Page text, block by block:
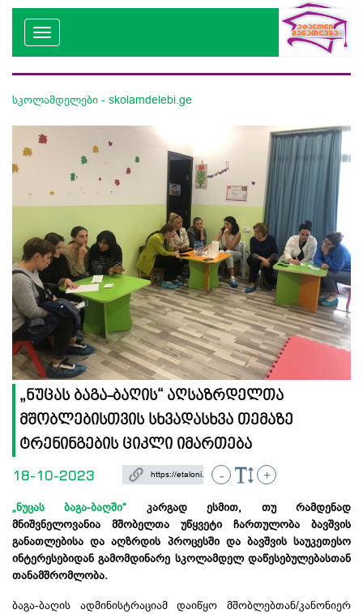
სკოლამდელები - skolamdelebi.ge
„ნუცას ბაგა-ბაღის“ აღსაზრდელთა
მშობლებისთვის სხვადასხვა თემაზე
ტრენინგების ციკლი იმართება
18-10-2023 - +
„ნუცას ბაგა-ბაღში“ კარგად ესმით, თუ რამდენად
მნიშვნელოვანია მშობელთა უწყვეტი ჩართულობა ბავშვის
განათლებისა და აღზრდის პროცესში და ბავშვის საუკეთესო
ინტერესებიდან გამომდინარე სკოლამდელ დაწესებულებასთან
თანამშრომლობა.
ბაგა-ბაღის ადმინისტრაციამ დაიწყო მშობლებთან/კანონიერ